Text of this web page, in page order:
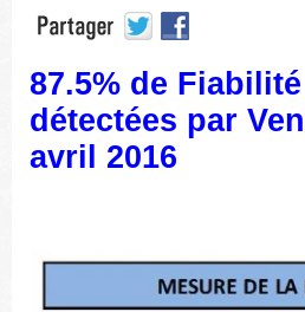
87.5% de
détectées par
avril 2016